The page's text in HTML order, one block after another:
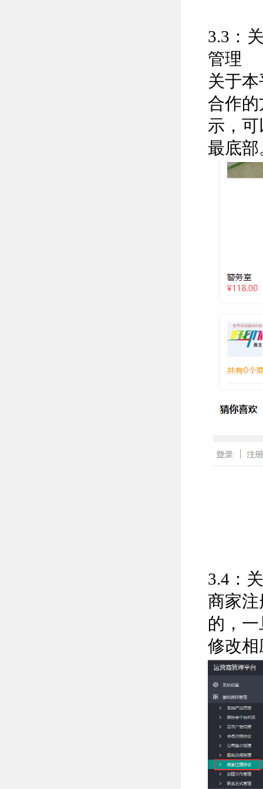
3.3：
管理
关于
合作
示，
最底
3.4：
商家
的，
修改